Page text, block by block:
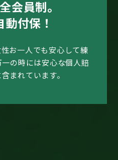
会員制。
付保！
お一人でも安心して練
一の時には安心な個人賠
まれています。